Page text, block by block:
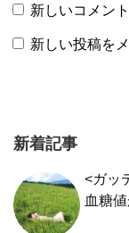
新しいコメン
新しい投稿を
新着記事
<ガッ
血糖